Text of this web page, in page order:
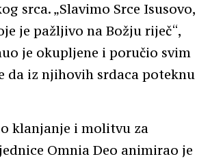
srca. „Slavimo Srce Isusovo,
je pažljivo na Božju riječ“,
je okupljene i poručio svim
da iz njihovih srdaca poteknu
klanjanje i molitvu za
Omnia Deo animirao je